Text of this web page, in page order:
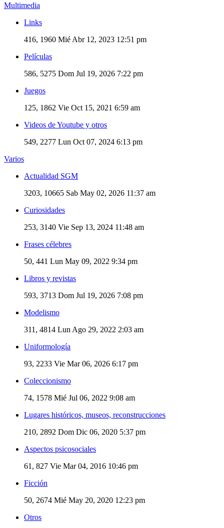
Multimedia
Links
416, 1960 Mié Abr 12, 2023 12:51 pm
Películas
586, 5275 Dom Jul 19, 2026 7:22 pm
Juegos
125, 1862 Vie Oct 15, 2021 6:59 am
Videos de Youtube y otros
549, 2277 Lun Oct 07, 2024 6:13 pm
Varios
Actualidad SGM
3203, 10665 Sab May 02, 2026 11:37 am
Curiosidades
253, 3140 Vie Sep 13, 2024 11:48 am
Frases célebres
50, 441 Lun May 09, 2022 9:34 pm
Libros y revistas
593, 3713 Dom Jul 19, 2026 7:08 pm
Modelismo
311, 4814 Lun Ago 29, 2022 2:03 am
Uniformología
93, 2233 Vie Mar 06, 2026 6:17 pm
Coleccionismo
74, 1578 Mié Jul 06, 2022 9:08 am
Lugares históricos, museos, reconstrucciones
210, 2892 Dom Dic 06, 2020 5:37 pm
Aspectos psicosociales
61, 827 Vie Mar 04, 2016 10:46 pm
Ficción
50, 2674 Mié May 20, 2020 12:23 pm
Otros